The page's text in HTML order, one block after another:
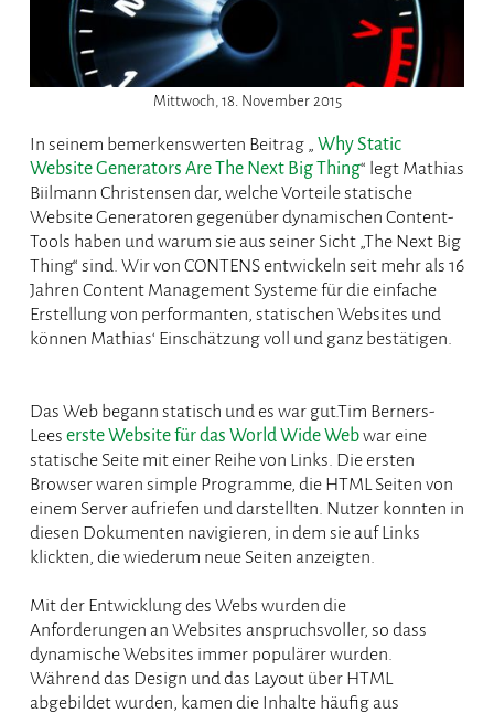
Mittwoch, 18. November 2015
In seinem bemerkenswerten Beitrag „Why Static
Website Generators Are The Next Big Thing“ legt Mathias
Biilmann Christensen dar, welche Vorteile statische
Website Generatoren gegenüber dynamischen Content-
Tools haben und warum sie aus seiner Sicht „The Next Big
Thing“ sind. Wir von CONTENS entwickeln seit mehr als 16
Jahren Content Management Systeme für die einfache
Erstellung von performanten, statischen Websites und
können Mathias‘ Einschätzung voll und ganz bestätigen.
Das Web begann statisch und es war gut.Tim Berners-
Leeserste Website für das World Wide Webwar eine
statische Seite mit einer Reihe von Links. Die ersten
Browser waren simple Programme, die HTML Seiten von
einem Server aufriefen und darstellten. Nutzer konnten in
diesen Dokumenten navigieren, in dem sie auf Links
klickten, die wiederum neue Seiten anzeigten.
Mit der Entwicklung des Webs wurden die
Anforderungen an Websites anspruchsvoller, so dass
dynamische Websites immer populärer wurden.
Während das Design und das Layout über HTML
abgebildet wurden, kamen die Inhalte häufig aus